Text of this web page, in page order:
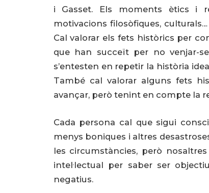
i Gasset. Els moments ètics i
motivacions filosòfiques,
Cal valorar els fets històrics per
que han succeït per no venjar-
s’entesten en repetir la història
També cal valorar alguns fets
avançar, però tenint en compte la
Cada persona cal que sigui
menys boniques i altres
les circumstàncies, però
intel·lectual per saber ser
negatius.